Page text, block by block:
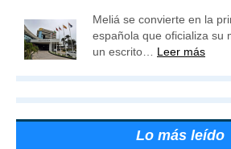
Meliá se convierte en la
española que oficializa su
un escrito… Leer más
Lo más leído